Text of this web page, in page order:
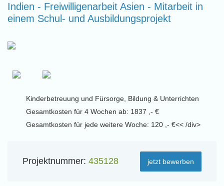
Indien - Freiwilligenarbeit Asien - Mitarbeit in
einem Schul- und Ausbildungsprojekt
Kinderbetreuung und Fürsorge, Bildung & Unterrichten
Gesamtkosten für 4 Wochen ab: 1837 ,- €
Gesamtkosten für jede weitere Woche: 120 ,- €<< /div>
Projektnummer: 435128 jetzt bewerben